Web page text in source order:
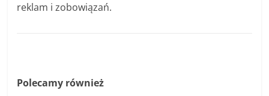
reklam i zobowiązań.
Polecamy również